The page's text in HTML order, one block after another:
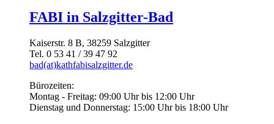
FABI in Salzgitter-Bad
Kaiserstr. 8 B, 38259 Salzgitter
Tel. 0 53 41 / 39 47 92
bad(at)kathfabisalzgitter.de
Bürozeiten:
Montag - Freitag: 09:00 Uhr bis 12:00 Uhr
Dienstag und Donnerstag: 15:00 Uhr bis 18:00 Uhr